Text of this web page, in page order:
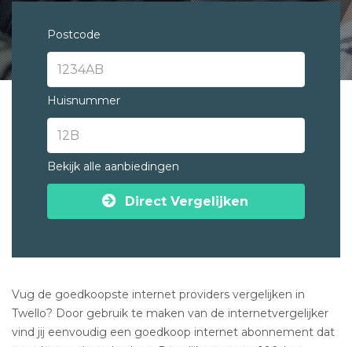
Postcode
Huisnummer
Bekijk alle aanbiedingen
Direct Vergelijken
Vug de goedkoopste internet providers vergelijken in
Twello? Door gebruik te maken van de internetvergelijker
vind jij eenvoudig een goedkoop internet abonnement dat